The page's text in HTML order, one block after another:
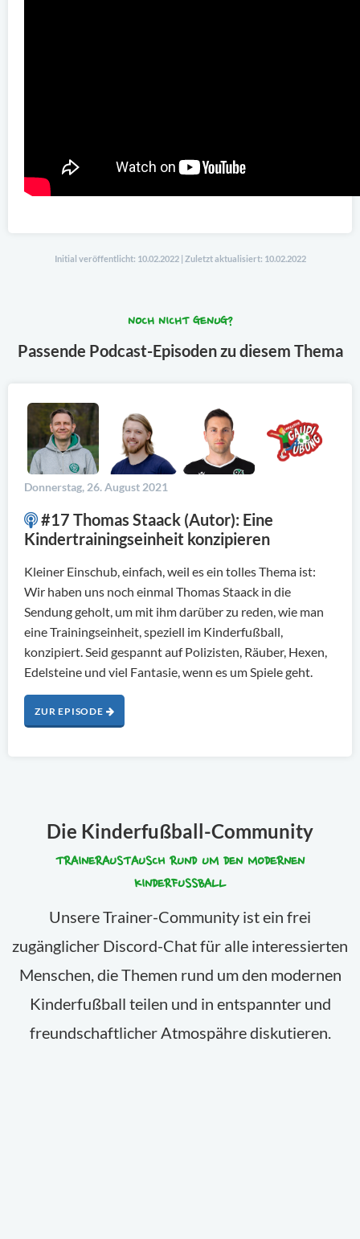
Initial veröffentlicht: 10.02.2022 | Zuletzt aktualisiert: 10.02.2022
NOCH NICHT GENUG?
Passende Podcast-Episoden zu diesem Thema
Donnerstag, 26. August 2021
#17 Thomas Staack (Autor): Eine
Kindertrainingseinheit konzipieren
Kleiner Einschub, einfach, weil es ein tolles Thema ist:
Wir haben uns noch einmal Thomas Staack in die
Sendung geholt, um mit ihm darüber zu reden, wie man
eine Trainingseinheit, speziell im Kinderfußball,
konzipiert. Seid gespannt auf Polizisten, Räuber, Hexen,
Edelsteine und viel Fantasie, wenn es um Spiele geht.
ZUR EPISODE
Die Kinderfußball-Community
TRAINERAUSTAUSCH RUND UM DEN MODERNEN
KINDERFUSSBALL
Unsere Trainer-Community ist ein frei
zugänglicher Discord-Chat für alle interessierten
Menschen, die Themen rund um den modernen
Kinderfußball teilen und in entspannter und
freundschaftlicher Atmospähre diskutieren.